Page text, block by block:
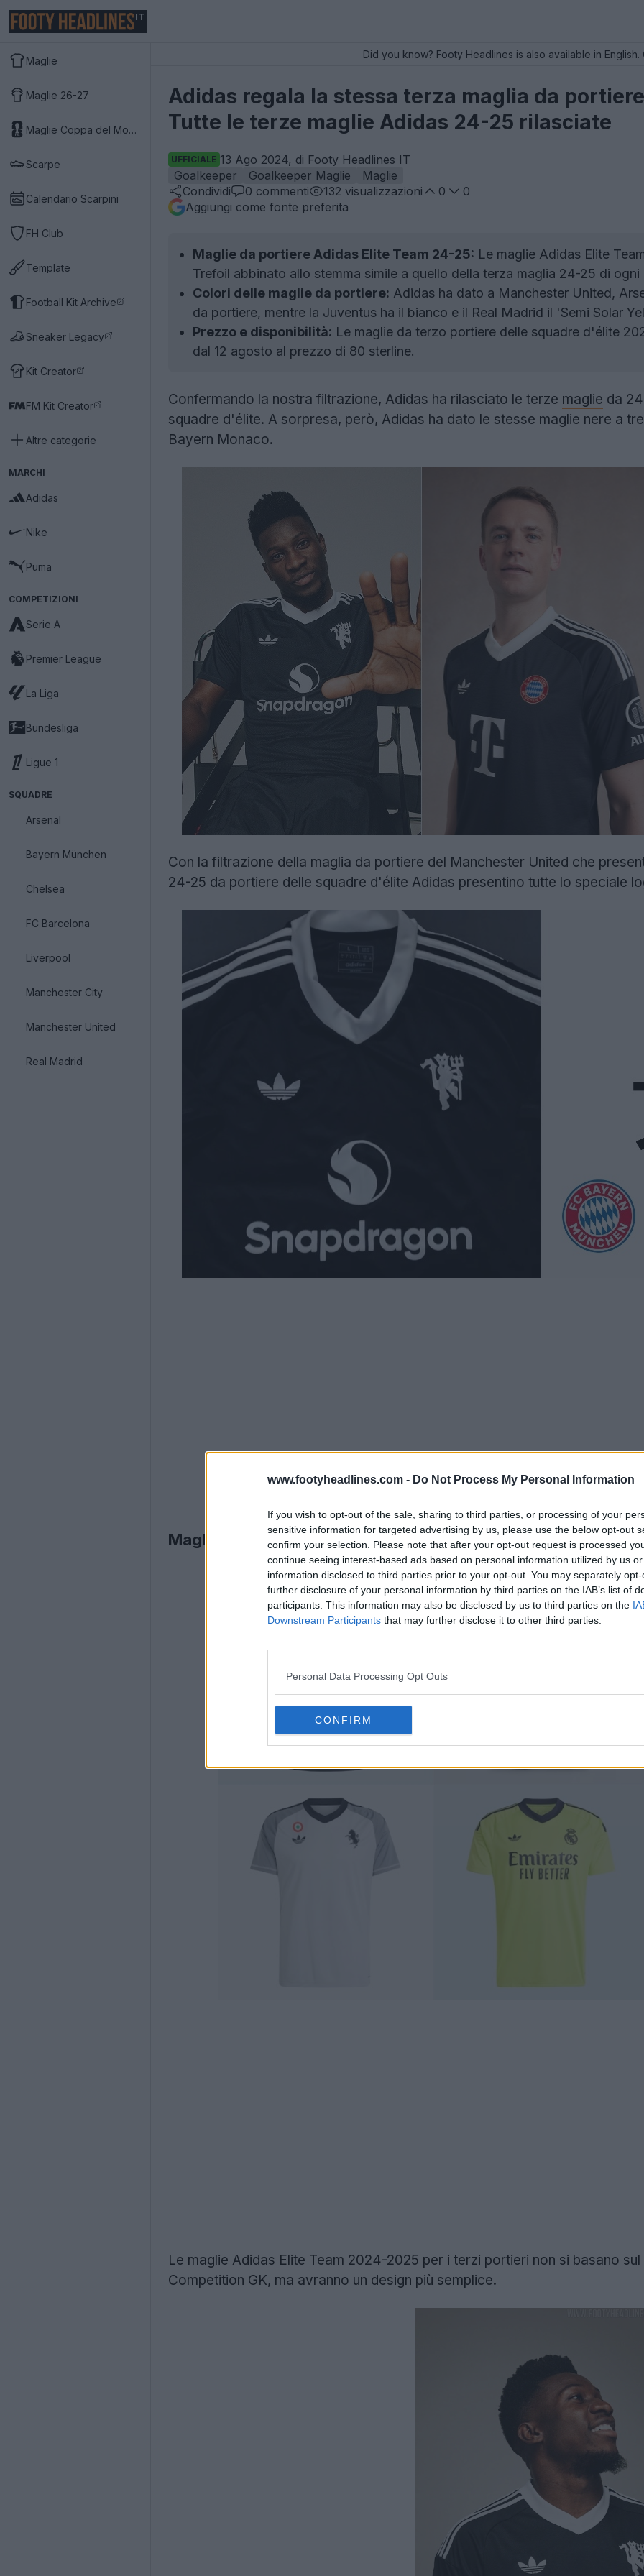
www.footyheadlines.com - Do Not Process My Personal Information
If you wish to opt-out of the sale, sharing to third parties, or processing of your
sensitive information for targeted advertising by us, please use the below opt-out
confirm your selection. Please note that after your opt-out request is processed
continue seeing interest-based ads based on personal information utilized by us
information disclosed to third parties prior to your opt-out. You may separately
further disclosure of your personal information by third parties on the IAB’s list of
participants. This information may also be disclosed by us to third parties on the
Downstream Participants that may further disclose it to other third parties.
Personal Data Processing Opt Outs
CONFIRM
IT
Maglie
Maglie 26-27
Maglie Coppa del Mondo 2026
Scarpe
Calendario Scarpini
FH Club
Template
Football Kit Archive
Sneaker Legacy
Kit Creator
FM Kit Creator
Altre categorie
MARCHI
Adidas
Nike
Puma
COMPETIZIONI
Serie A
Premier League
La Liga
Bundesliga
Ligue 1
SQUADRE
Arsenal
Bayern München
Chelsea
FC Barcelona
Liverpool
Manchester City
Manchester United
Real Madrid
Did you know? Footy Headlines is also available in
Adidas regala la stessa terza maglia da
Tutte le terze maglie Adidas 24-25 rilasciate
UFFICIALE 13 Ago 2024, di Footy Headlines IT
Goalkeeper
Goalkeeper Maglie
Maglie
Condividi
0 commenti 132 visualizzazioni 0
0
Aggiungi come fonte preferita
Maglie da portiere Adidas Elite Team 24-25: Le maglie Adidas Elite
Trefoil abbinato allo stemma simile a quello della terza maglia 24-25 di ogni
Colori delle maglie da portiere: Adidas ha dato a Manchester United,
da portiere, mentre la Juventus ha il bianco e il Real Madrid il 'Semi Solar
Prezzo e disponibilità: Le maglie da terzo portiere delle squadre d'élite
dal 12 agosto al prezzo di 80 sterline.
Confermando la nostra filtrazione, Adidas ha rilasciato le terze maglie da
squadre d'élite. A sorpresa, però, Adidas ha dato le stesse maglie nere a
Bayern Monaco.
Con la filtrazione della maglia da portiere del Manchester United che
24-25 da portiere delle squadre d'élite Adidas presentino tutte lo speciale
Maglie da portiere Adidas Elite Team 24-25 - Logo Trefoil
Le maglie Adidas Elite Team 2024-2025 per i terzi portieri non si basano
Competition GK, ma avranno un design più semplice.